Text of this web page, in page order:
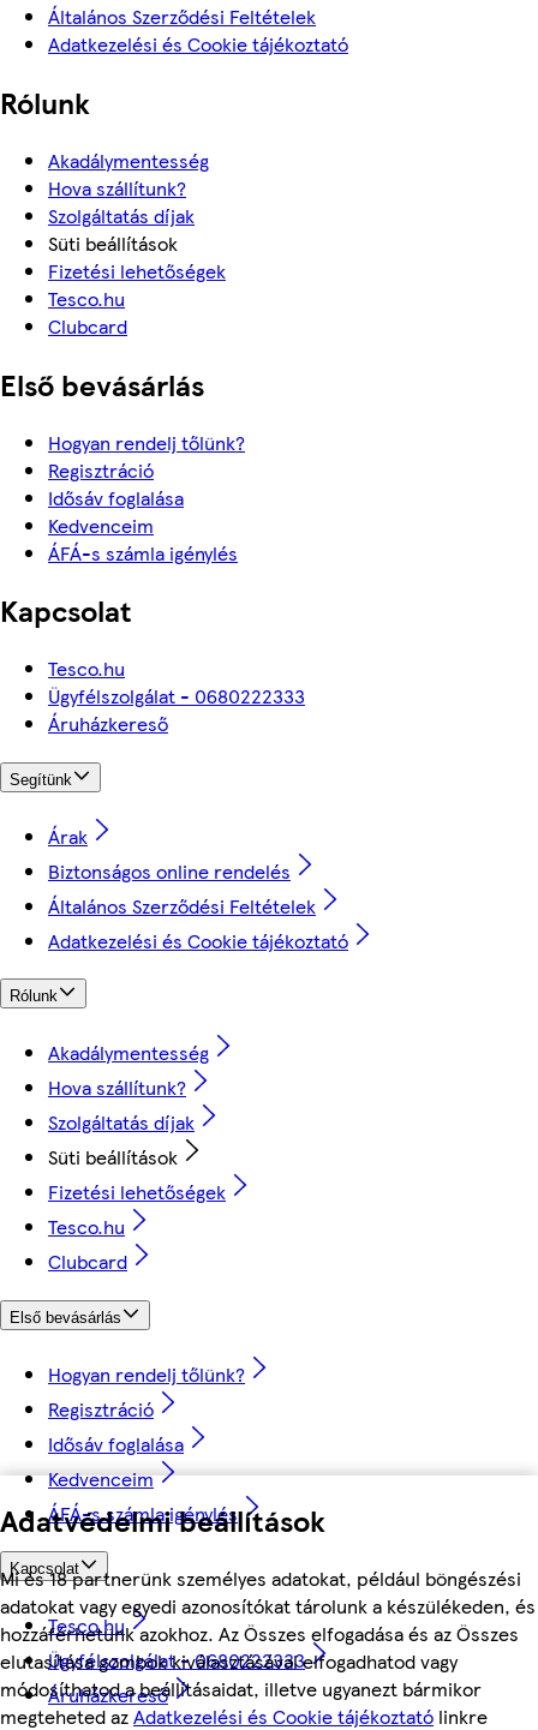
Adatvédelmi beállítások
Mi és 18 partnerünk személyes adatokat, például böngészési
adatokat vagy egyedi azonosítókat tárolunk a készülékeden, és
hozzáférhetünk azokhoz. Az Összes elfogadása és az Összes
elutasítása gombok kiválasztásával elfogadhatod vagy
módosíthatod a beállításaidat, illetve ugyanezt bármikor
megteheted azAdatkezelési és Cookie tájékoztató linkre
Általános Szerződési Feltételek
Adatkezelési és Cookie tájékoztató
Rólunk
Akadálymentesség
Hova szállítunk?
Szolgáltatás díjak
Süti beállítások
Fizetési lehetőségek
Tesco.hu
Clubcard
Első bevásárlás
Hogyan rendelj tőlünk?
Regisztráció
Idősáv foglalása
Kedvenceim
ÁFÁ-s számla igénylés
Kapcsolat
Tesco.hu
Ügyfélszolgálat - 0680222333
Áruházkereső
Segítünk
Árak
Biztonságos online rendelés
Általános Szerződési Feltételek
Adatkezelési és Cookie tájékoztató
Rólunk
Akadálymentesség
Hova szállítunk?
Szolgáltatás díjak
Süti beállítások
Fizetési lehetőségek
Tesco.hu
Clubcard
Első bevásárlás
Hogyan rendelj tőlünk?
Regisztráció
Idősáv foglalása
Kedvenceim
ÁFÁ-s számla igénylés
Kapcsolat
Tesco.hu
Ügyfélszolgálat - 0680222333
Áruházkereső